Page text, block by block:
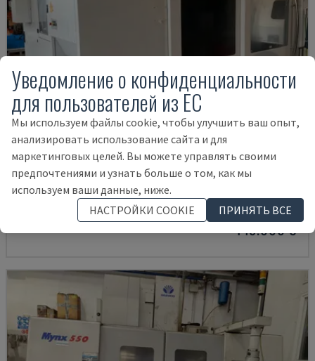
U5-1530
SPINNER - ВЕРТИКАЛЬНЫЙ ОБРАБАТЫВАЮЩИЙ ЦЕНТР
2021 6.000 HRS
145.000 €
Уведомление о конфиденциальности
для пользователей из ЕС
Мы используем файлы cookie, чтобы улучшить ваш опыт,
анализировать использование сайта и для
маркетинговых целей. Вы можете управлять своими
предпочтениями и узнать больше о том, как мы
используем ваши данные, ниже.
НАСТРОЙКИ COOKIE
ПРИНЯТЬ ВСЕ